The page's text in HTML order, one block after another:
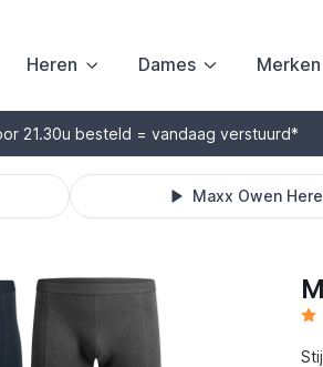
Heren Dames Merken
21.30u besteld = vandaag verstuurd*
Maxx Owen